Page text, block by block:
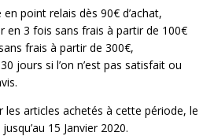
point relais dès 90€ d’achat,
en 3 fois sans frais à partir de 100€
frais à partir de 300€,
jours si l’on n’est pas satisfait ou
les articles achetés à cette période, le
15 Janvier 2020.